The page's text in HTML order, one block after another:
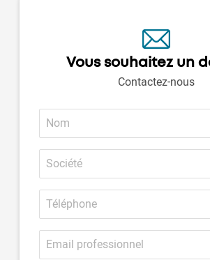
Vous souhaitez un
Contactez-nous
Nom
Société
Téléphone
Email
professionnel